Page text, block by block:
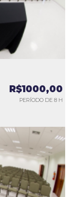
R$1000,00
PERÍODO DE 8 H